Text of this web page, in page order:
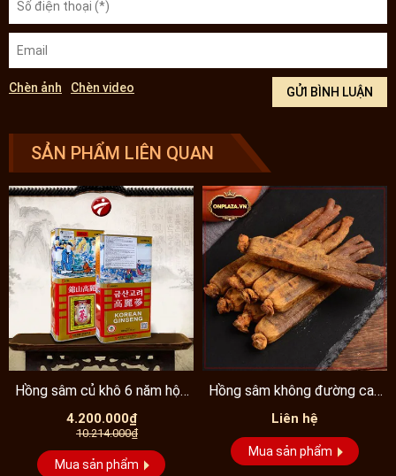
Chèn ảnh Chèn video
SẢN PHẨM LIÊN QUAN
Hồng sâm củ khô 6 năm hộp
thiếc 20 củ...
4.200.000₫
10.214.000₫
Mua sản phẩm
Hồng sâm không đường cao
cấp 6 năm tuổi
Liên hệ
Mua sản phẩm